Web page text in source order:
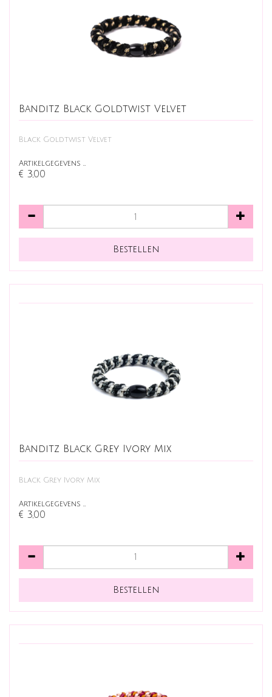
Banditz Black Goldtwist Velvet
Black Goldtwist Velvet
Artikelgegevens …
€ 3,00
Banditz Black Grey Ivory Mix
Black Grey Ivory Mix
Artikelgegevens …
€ 3,00